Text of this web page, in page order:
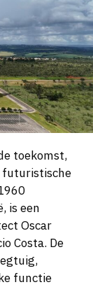
toekomst,
futuristische
is een
Oscar
Costa. De
functie